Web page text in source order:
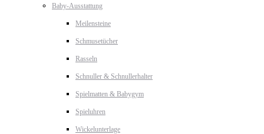
Baby-Ausstattung
Meilensteine
Schmusetücher
Rasseln
Schnuller & Schnullerhalter
Spielmatten & Babygym
Spieluhren
Wickelunterlage